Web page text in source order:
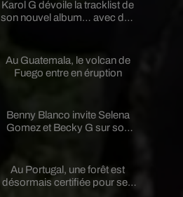
Karol G dévoile la tracklist de
son nouvel album… avec des
Au Guatemala, le volcan de
Fuego entre en éruption
Benny Blanco invite Selena
Gomez et Becky G sur son
Au Portugal, une forêt est
désormais certifiée pour ses